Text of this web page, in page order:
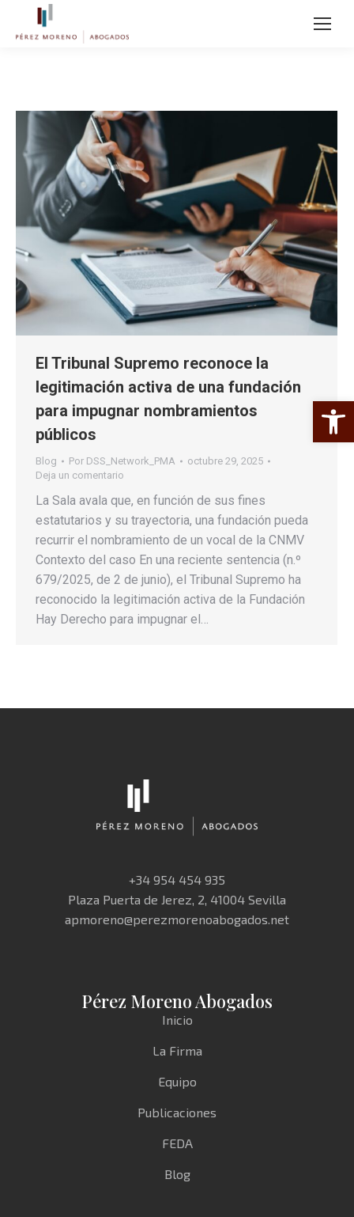
Abrir
El Tribunal Supremo reconoce la
legitimación activa de una fundación
para impugnar nombramientos
públicos
Blog Por DSS_Network_PMA
octubre 29, 2025
Deja un comentario
La Sala avala que, en función de sus fines
estatutarios y su trayectoria, una fundación pueda
recurrir el nombramiento de un vocal de la CNMV
Contexto del caso En una reciente sentencia (n.º
679/2025, de 2 de junio), el Tribunal Supremo ha
reconocido la legitimación activa de la Fundación
Hay Derecho para impugnar el…
+34 954 454 935
Plaza Puerta de Jerez, 2, 41004 Sevilla
apmoreno@perezmorenoabogados.net
Pérez Moreno Abogados
Inicio
La Firma
Equipo
Publicaciones
FEDA
Blog